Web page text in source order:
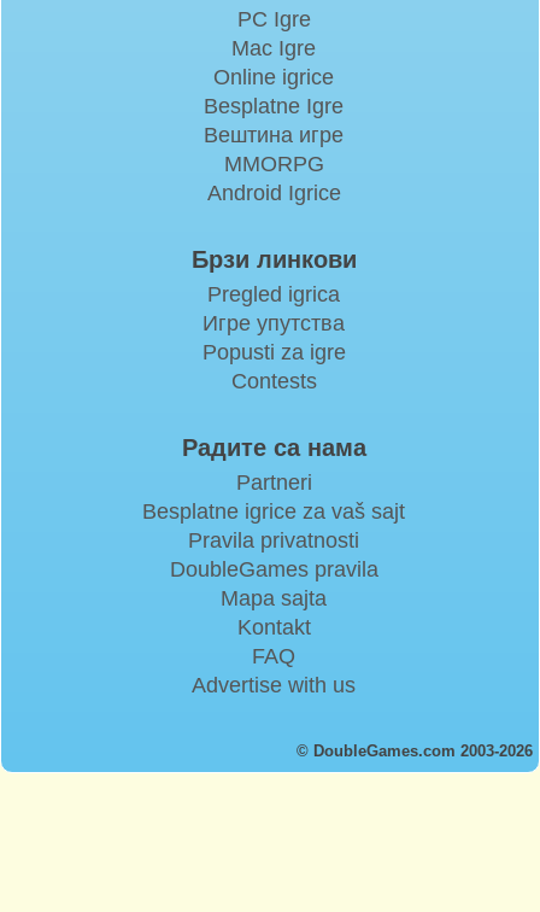
PC Igre
Mac Igre
Online igrice
Besplatne Igre
Вештина игре
MMORPG
Android Igrice
Брзи линкови
Pregled igrica
Игре упутства
Popusti za igre
Contests
Радите са нама
Partneri
Besplatne igrice za vaš sajt
Pravila privatnosti
DoubleGames pravila
Mapa sajta
Kontakt
FAQ
Advertise with us
© DoubleGames.com 2003-2026